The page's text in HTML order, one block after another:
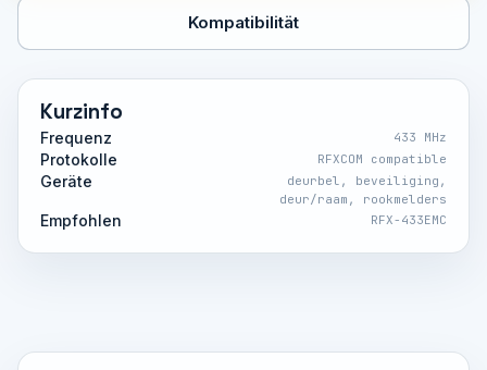
Kompatibilität
Kurzinfo
Frequenz 433 MHz
Protokolle RFXCOM compatible
Geräte
deurbel, beveiliging,
deur/raam, rookmelders
Empfohlen RFX-433EMC